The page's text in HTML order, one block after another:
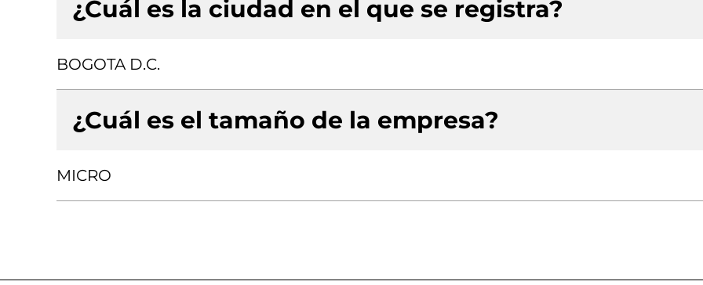
¿Cuál es la ciudad en el que se registra?
BOGOTA D.C.
¿Cuál es el tamaño de la empresa?
MICRO